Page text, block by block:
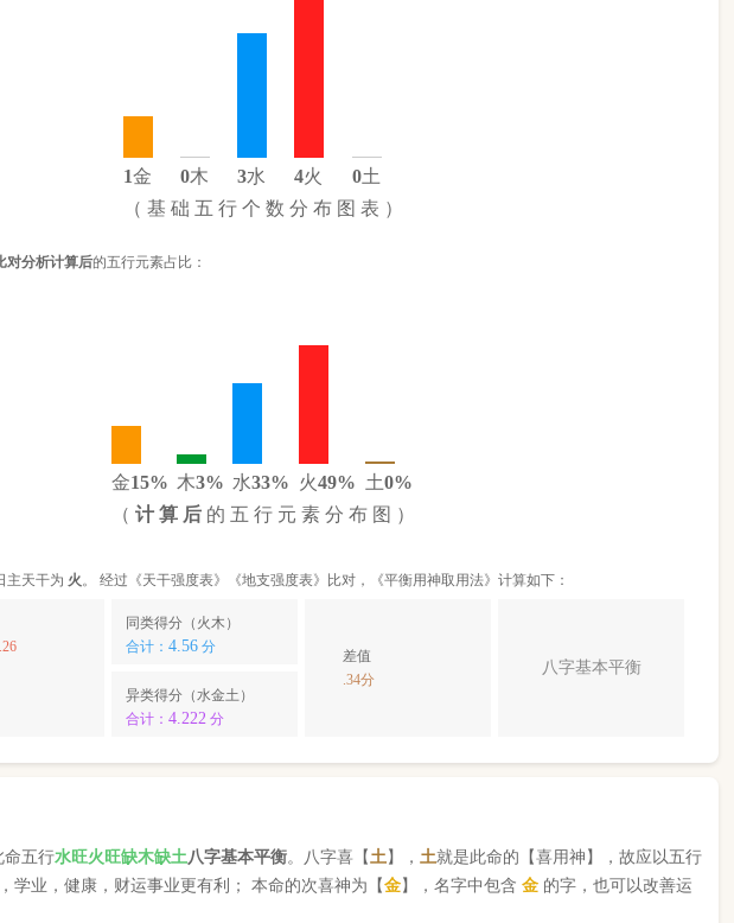
1金 0木 3水 4火 0土
（ 基 础 五 行 个 数 分 布 图 表 ）
对分析计算后的五行元素占比：
金15% 木3% 水33% 火49% 土0%
（ 计 算 后 的 五 行 元 素 分 布 图 ）
主天干为 火。 经过《天干强度表》《地支强度表》比对，《平衡用神取用法》计算如下：
同类得分（火木）
合计：4.56 分
异类得分（水金土）
合计：4.222 分
八字基本平衡
差值
.34分
命五行水旺火旺缺木缺土八字基本平衡。八字喜【土】，土就是此命的【喜用神】，故应以五行
学业，健康，财运事业更有利； 本命的次喜神为【金】，名字中包含金 的字，也可以改善运